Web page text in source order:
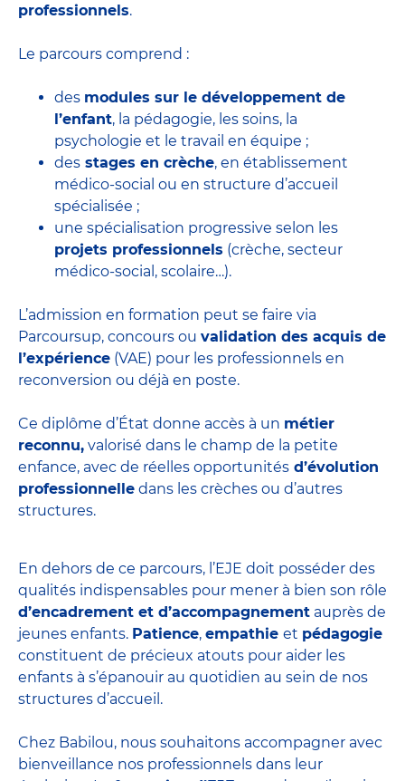
professionnels.
Le parcours comprend :
des modules sur le développement de
l’enfant, la pédagogie, les soins, la
psychologie et le travail en équipe ;
des stages en crèche, en établissement
médico-social ou en structure d’accueil
spécialisée ;
une spécialisation progressive selon les
projets professionnels (crèche, secteur
médico-social, scolaire…).
L’admission en formation peut se faire via
Parcoursup, concours ou validation des acquis de
l’expérience (VAE) pour les professionnels en
reconversion ou déjà en poste.
Ce diplôme d’État donne accès à un métier
reconnu, valorisé dans le champ de la petite
enfance, avec de réelles opportunités d’évolution
professionnelle dans les crèches ou d’autres
structures.
En dehors de ce parcours, l’EJE doit posséder des
qualités indispensables pour mener à bien son rôle
d’encadrement et d’accompagnement auprès de
jeunes enfants. Patience, empathie et pédagogie
constituent de précieux atouts pour aider les
enfants à s’épanouir au quotidien au sein de nos
structures d’accueil.
Chez Babilou, nous souhaitons accompagner avec
bienveillance nos professionnels dans leur